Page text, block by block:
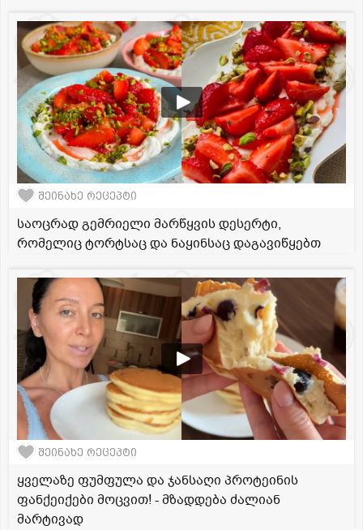
შეინახე რეცეპტი
საოცრად გემრიელი მარწყვის დესერტი,
რომელიც ტორტსაც და ნაყინსაც დაგავიწყებთ
შეინახე რეცეპტი
ყველაზე ფუმფულა და ჯანსაღი პროტეინის
ფანქეიქები მოცვით! - მზადდება ძალიან
მარტივად